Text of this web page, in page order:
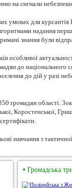
на сигнали
умовах для
надання
знання були
особливої
до національного
до дій у разі
громадян області.
Коростенської,
• Громадська